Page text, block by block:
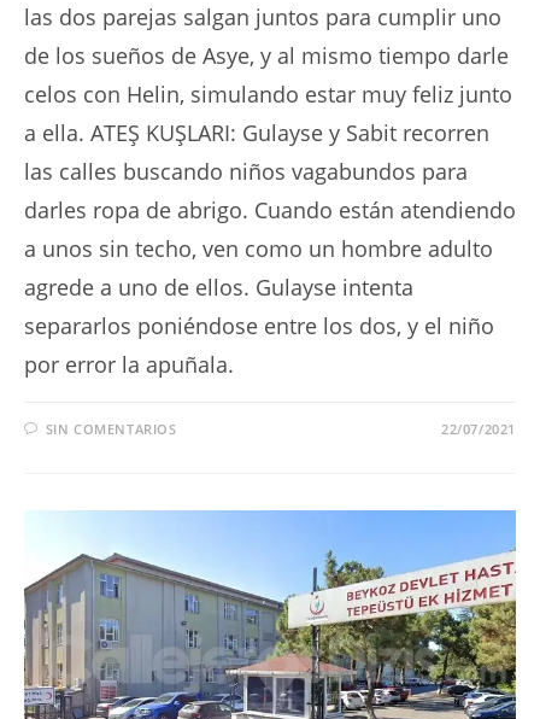
las dos parejas salgan juntos para cumplir uno
de los sueños de Asye, y al mismo tiempo darle
celos con Helin, simulando estar muy feliz junto
a ella. ATEŞ KUŞLARI: Gulayse y Sabit recorren
las calles buscando niños vagabundos para
darles ropa de abrigo. Cuando están atendiendo
a unos sin techo, ven como un hombre adulto
agrede a uno de ellos. Gulayse intenta
separarlos poniéndose entre los dos, y el niño
por error la apuñala.
SIN COMENTARIOS 22/07/2021